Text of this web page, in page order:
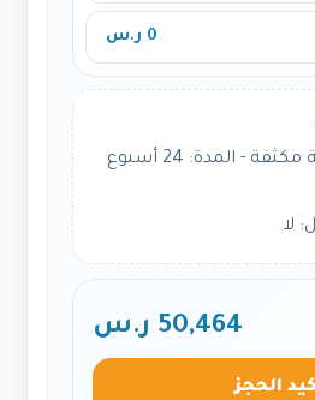
0 ر.س
- المدة: 24 أسبوع
لا
50,464 ر.س
الحجز